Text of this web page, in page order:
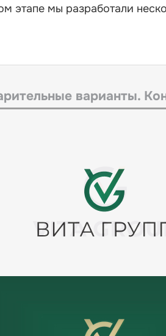
этапе мы разработали
варианты.